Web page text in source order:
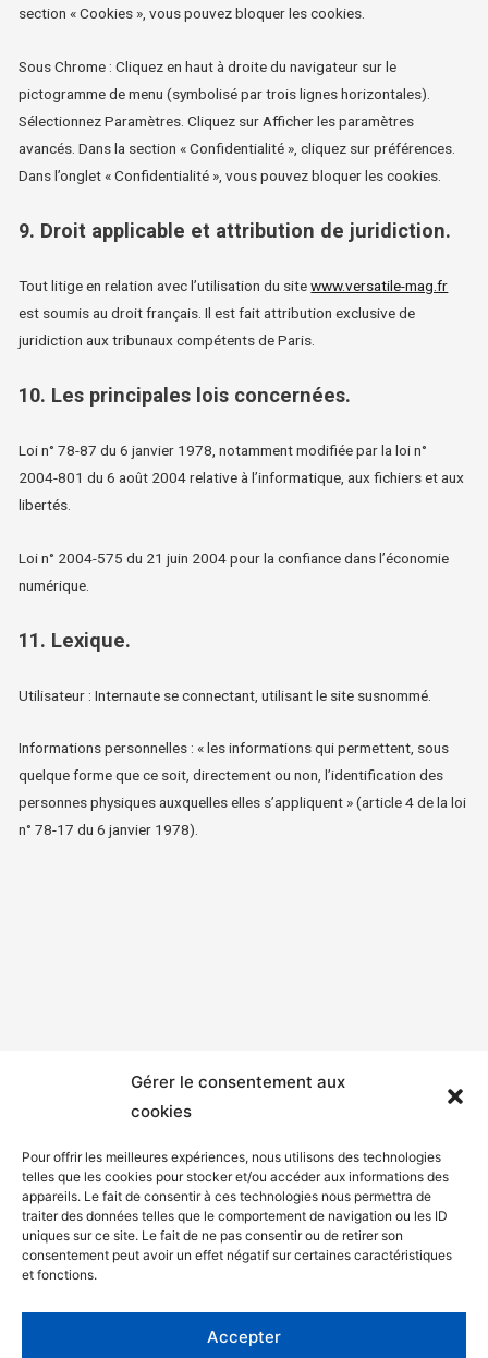
Gérer le consentement aux
cookies
Pour offrir les meilleures expériences, nous utilisons des technologies
telles que les cookies pour stocker et/ou accéder aux informations des
appareils. Le fait de consentir à ces technologies nous permettra de
traiter des données telles que le comportement de navigation ou les ID
uniques sur ce site. Le fait de ne pas consentir ou de retirer son
consentement peut avoir un effet négatif sur certaines caractéristiques
et fonctions.
Accepter
section « Cookies », vous pouvez bloquer les cookies.
Sous Chrome : Cliquez en haut à droite du navigateur sur le
pictogramme de menu (symbolisé par trois lignes horizontales).
Sélectionnez Paramètres. Cliquez sur Afficher les paramètres
avancés. Dans la section « Confidentialité », cliquez sur préférences.
Dans l’onglet « Confidentialité », vous pouvez bloquer les cookies.
9. Droit applicable et attribution de juridiction.
Tout litige en relation avec l’utilisation du sitewww.versatile-mag.fr
est soumis au droit français. Il est fait attribution exclusive de
juridiction aux tribunaux compétents de Paris.
10. Les principales lois concernées.
Loi n° 78-87 du 6 janvier 1978, notamment modifiée par la loi n°
2004-801 du 6 août 2004 relative à l’informatique, aux fichiers et aux
libertés.
Loi n° 2004-575 du 21 juin 2004 pour la confiance dans l’économie
numérique.
11. Lexique.
Utilisateur : Internaute se connectant, utilisant le site susnommé.
Informations personnelles : « les informations qui permettent, sous
quelque forme que ce soit, directement ou non, l’identification des
personnes physiques auxquelles elles s’appliquent » (article 4 de la loi
n° 78-17 du 6 janvier 1978).
Mentions légales
Politique de confidentialité